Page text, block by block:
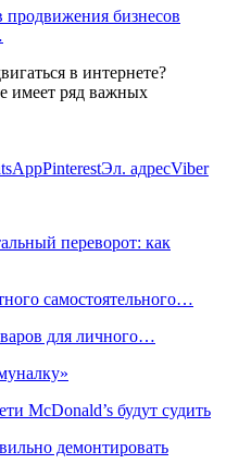
продвижения бизнесов
в интернете?
имеет ряд важных
PinterestЭл. адресViber
переворот: как
самостоятельного…
для личного…
McDonald’s будут судить
демонтировать